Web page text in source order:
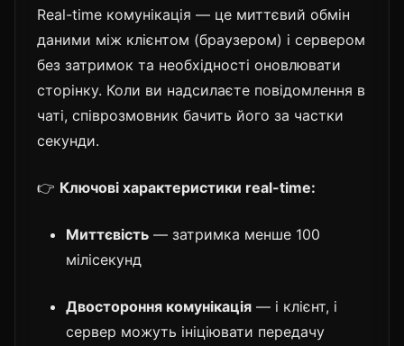
Real-time комунікація — це миттєвий обмін
даними між клієнтом (браузером) і сервером
без затримок та необхідності оновлювати
сторінку. Коли ви надсилаєте повідомлення в
чаті, співрозмовник бачить його за частки
секунди.
👉 Ключові характеристики real-time:
Миттєвість — затримка менше 100
мілісекунд
Двостороння комунікація — і клієнт, і
сервер можуть ініціювати передачу